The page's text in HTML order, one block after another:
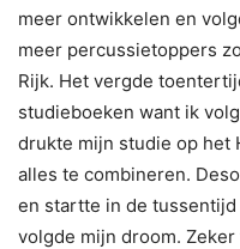
meer ontwikkelen en
meer percussietoppers
Rijk. Het vergde
studieboeken want ik
drukte mijn studie op het
alles te combineren.
en startte in de
volgde mijn droom.